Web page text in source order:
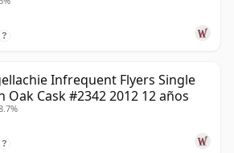
?
Infrequent Flyers Single
Oak Cask #2342 2012 12 años
?